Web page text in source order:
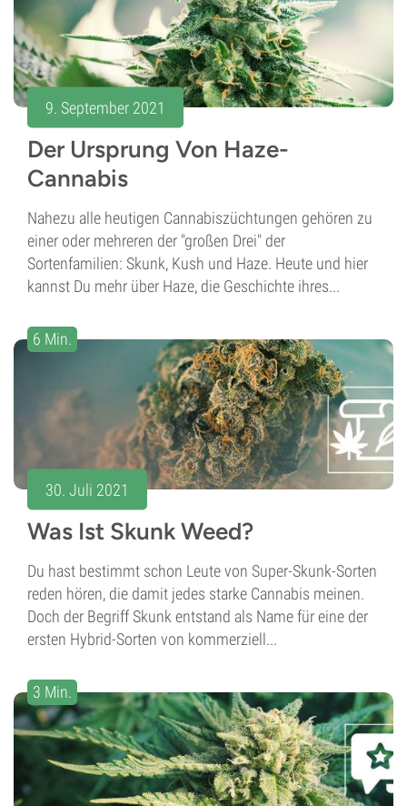
9. September 2021
Der Ursprung Von Haze-
Cannabis
Nahezu alle heutigen Cannabiszüchtungen gehören zu
einer oder mehreren der "großen Drei" der
Sortenfamilien: Skunk, Kush und Haze. Heute und hier
kannst Du mehr über Haze, die Geschichte ihres...
6 Min.
30. Juli 2021
Was Ist Skunk Weed?
Du hast bestimmt schon Leute von Super-Skunk-Sorten
reden hören, die damit jedes starke Cannabis meinen.
Doch der Begriff Skunk entstand als Name für eine der
ersten Hybrid-Sorten von kommerziell...
3 Min.